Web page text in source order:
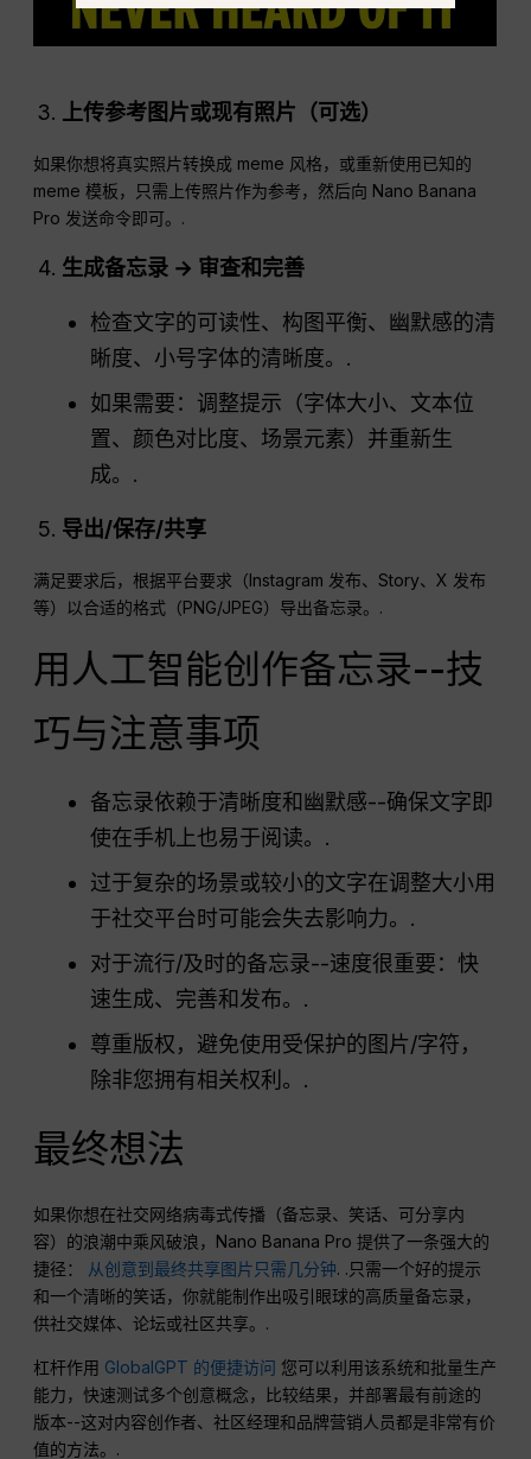
上传参考图片或现有照片（可选）
如果你想将真实照片转换成 meme 风格，或重新使用已知的
meme 模板，只需上传照片作为参考，然后向 Nano Banana
Pro 发送命令即可。.
生成备忘录 → 审查和完善
检查文字的可读性、构图平衡、幽默感的清
晰度、小号字体的清晰度。.
如果需要：调整提示（字体大小、文本位
置、颜色对比度、场景元素）并重新生
成。.
导出/保存/共享
满足要求后，根据平台要求（Instagram 发布、Story、X 发布
等）以合适的格式（PNG/JPEG）导出备忘录。.
用人工智能创作备忘录--技
巧与注意事项
备忘录依赖于清晰度和幽默感--确保文字即
使在手机上也易于阅读。.
过于复杂的场景或较小的文字在调整大小用
于社交平台时可能会失去影响力。.
对于流行/及时的备忘录--速度很重要：快
速生成、完善和发布。.
尊重版权，避免使用受保护的图片/字符，
除非您拥有相关权利。.
最终想法
如果你想在社交网络病毒式传播（备忘录、笑话、可分享内
容）的浪潮中乘风破浪，Nano Banana Pro 提供了一条强大的
捷径： 从创意到最终共享图片只需几分钟. .只需一个好的提示
和一个清晰的笑话，你就能制作出吸引眼球的高质量备忘录，
供社交媒体、论坛或社区共享。.
杠杆作用 GlobalGPT 的便捷访问 您可以利用该系统和批量生产
能力，快速测试多个创意概念，比较结果，并部署最有前途的
版本--这对内容创作者、社区经理和品牌营销人员都是非常有价
值的方法。.